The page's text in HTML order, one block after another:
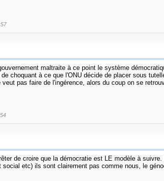
maltraite à ce point le système
choquant à ce que l'ONU décide de placer sous
veut pas faire de l'ingérence, alors du coup on se
de croire que la démocratie est LE modèle à
social etc) ils sont clairement pas comme nous, le